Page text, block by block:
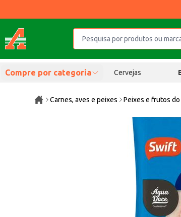
Compre por categoria Cervejas
Carnes, aves e peixes Peixes e frutos do